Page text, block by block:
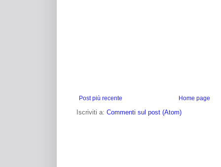
Post più recente Home page
Iscriviti a: Commenti sul post (Atom)